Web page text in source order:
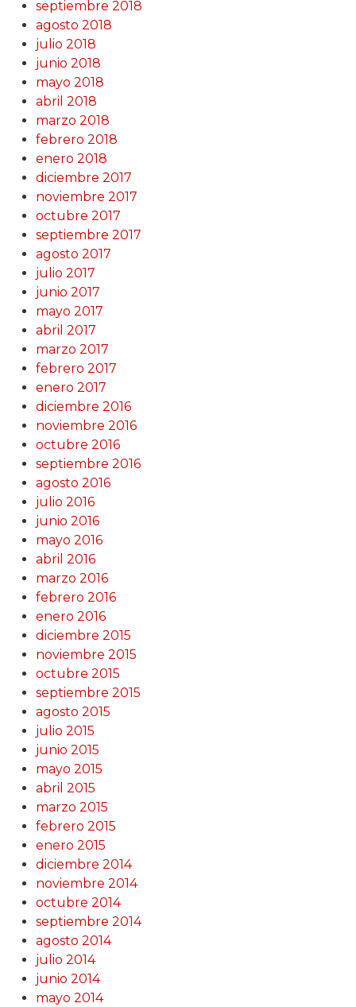
septiembre 2018
agosto 2018
julio 2018
junio 2018
mayo 2018
abril 2018
marzo 2018
febrero 2018
enero 2018
diciembre 2017
noviembre 2017
octubre 2017
septiembre 2017
agosto 2017
julio 2017
junio 2017
mayo 2017
abril 2017
marzo 2017
febrero 2017
enero 2017
diciembre 2016
noviembre 2016
octubre 2016
septiembre 2016
agosto 2016
julio 2016
junio 2016
mayo 2016
abril 2016
marzo 2016
febrero 2016
enero 2016
diciembre 2015
noviembre 2015
octubre 2015
septiembre 2015
agosto 2015
julio 2015
junio 2015
mayo 2015
abril 2015
marzo 2015
febrero 2015
enero 2015
diciembre 2014
noviembre 2014
octubre 2014
septiembre 2014
agosto 2014
julio 2014
junio 2014
mayo 2014